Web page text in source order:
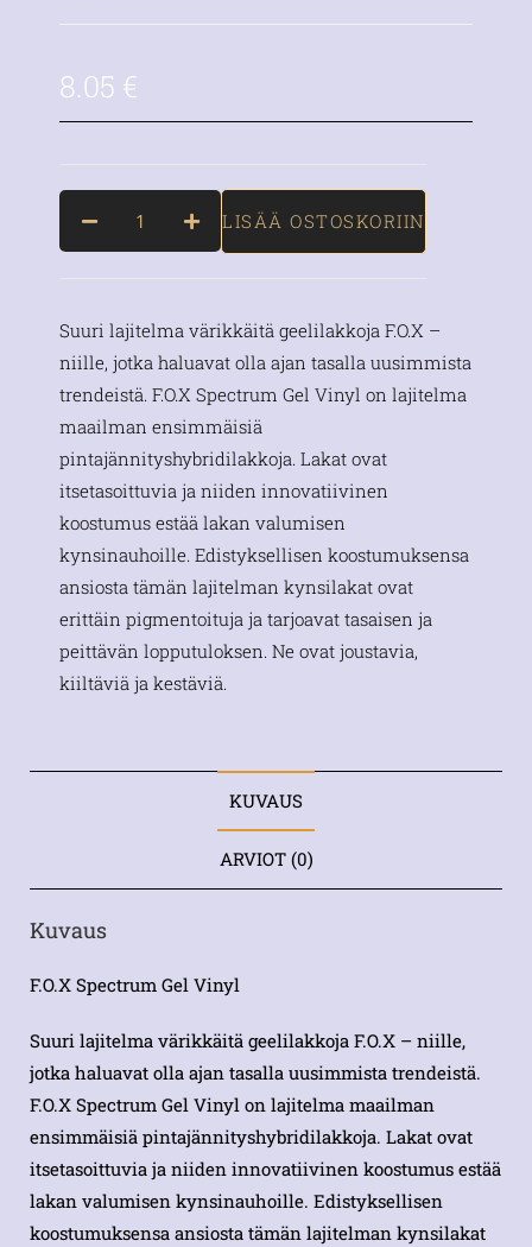
8.05 €
LISÄÄ OSTOSKORIIN
Suuri lajitelma värikkäitä geelilakkoja F.O.X –
niille, jotka haluavat olla ajan tasalla uusimmista
trendeistä. F.O.X Spectrum Gel Vinyl on lajitelma
maailman ensimmäisiä
pintajännityshybridilakkoja. Lakat ovat
itsetasoittuvia ja niiden innovatiivinen
koostumus estää lakan valumisen
kynsinauhoille. Edistyksellisen koostumuksensa
ansiosta tämän lajitelman kynsilakat ovat
erittäin pigmentoituja ja tarjoavat tasaisen ja
peittävän lopputuloksen. Ne ovat joustavia,
kiiltäviä ja kestäviä.
KUVAUS
ARVIOT (0)
Kuvaus
F.O.X Spectrum Gel Vinyl
Suuri lajitelma värikkäitä geelilakkoja F.O.X – niille,
jotka haluavat olla ajan tasalla uusimmista trendeistä.
F.O.X Spectrum Gel Vinyl on lajitelma maailman
ensimmäisiä pintajännityshybridilakkoja. Lakat ovat
itsetasoittuvia ja niiden innovatiivinen koostumus estää
lakan valumisen kynsinauhoille. Edistyksellisen
koostumuksensa ansiosta tämän lajitelman kynsilakat